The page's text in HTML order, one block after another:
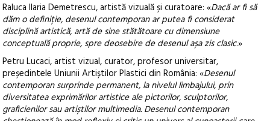
Raluca Ilaria Demetrescu, artistă vizuală și curatoare: «Dacă ar fi să
dăm o definiție, desenul contemporan ar putea fi considerat
disciplină artistică, artă de sine stătătoare cu dimensiune
conceptuală proprie, spre deosebire de desenul așa zis clasic.»
Petru Lucaci, artist vizual, curator, profesor universitar,
președintele Uniunii Artiștilor Plastici din România: «Desenul
contemporan surprinde permanent, la nivelul limbajului, prin
diversitatea exprimărilor artistice ale pictorilor, sculptorilor,
graficienilor sau artiștilor multimedia. Desenul contemporan